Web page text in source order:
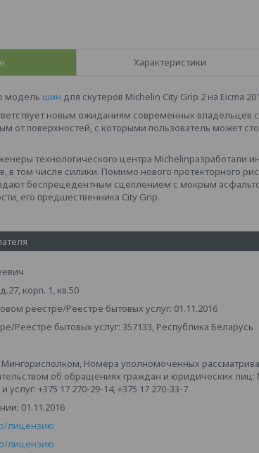
Характеристики
модель шин для скутеров Michelin City Grip 2 на Eicma
новым ожиданиям современных
от поверхностей, с которыми пользователь может
технологического центра
в том числе силики. Помимо нового протекторного
беспрецедентным сцеплением с мокрым
его предшественника City Grip.
корп. 1, кв.50
реестре/Реестре бытовых услуг: 01.11.2016
Реестре бытовых услуг: 357133, Республика Беларусь
Мингорисполком, Номера уполномоченных
об обращениях граждан и юридических
услуг: +375 17 270-29-14, +375 17 270-33-7
01.11.2016
лицензию
лицензию